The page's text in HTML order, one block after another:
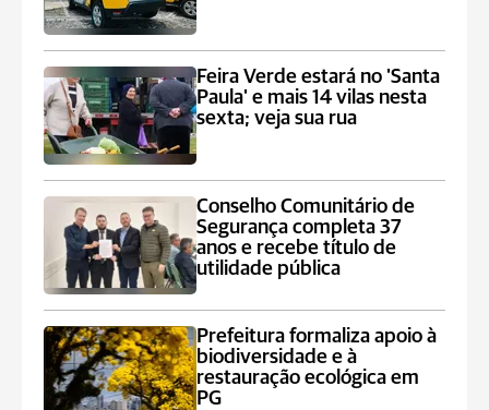
Feira Verde estará no 'Santa
Paula' e mais 14 vilas nesta
sexta; veja sua rua
Conselho Comunitário de
Segurança completa 37
anos e recebe título de
utilidade pública
Prefeitura formaliza apoio à
biodiversidade e à
restauração ecológica em
PG